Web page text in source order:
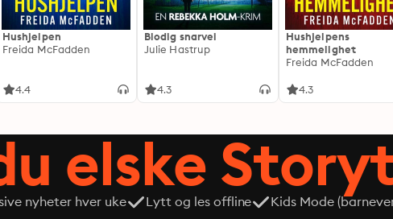
Hushjelpen
Freida McFadden
4.4
Blodig snarvei
Julie Hastrup
4.3
Hushjelpens
hemmelighet
Freida McFadden
4.3
elske
nyheter hver uke Lytt og les offline Kids Mode